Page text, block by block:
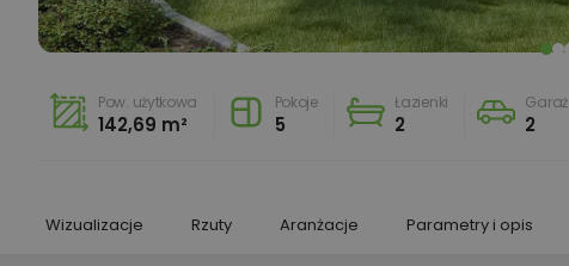
Pow. użytkowa
142,69 m²
Pokoje
5
Łazienki
2
Garaż
2
Wizualizacje Rzuty Aranżacje Parametry i opis